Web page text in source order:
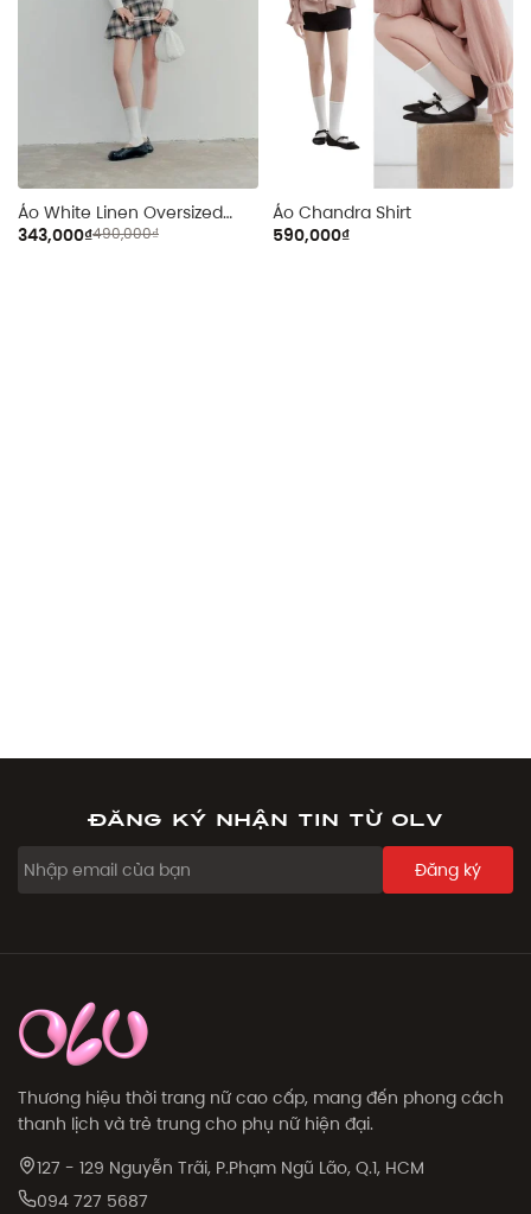
Áo White Linen Oversized
Shirt
343,000₫490,000₫
Áo Chandra Shirt
590,000₫
Đăng ký nhận tin từ OLV
Đăng ký
Thương hiệu thời trang nữ cao cấp, mang đến phong cách
thanh lịch và trẻ trung cho phụ nữ hiện đại.
127 - 129 Nguyễn Trãi, P.Phạm Ngũ Lão, Q.1, HCM
094 727 5687